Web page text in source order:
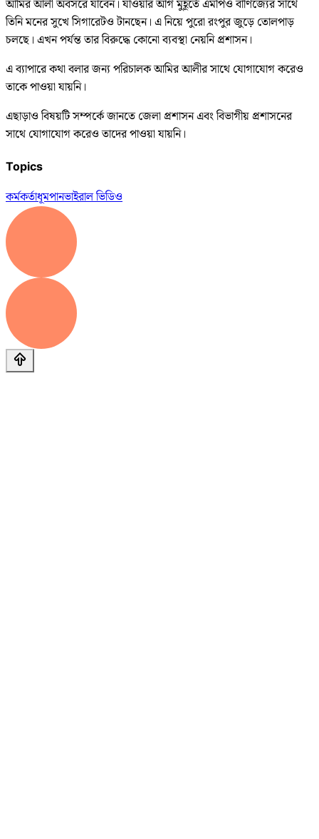
আমির আলী অবসরে যাবেন। যাওয়ার আগ মুহূর্তে এমপিও বাণিজ্যের সাথে
তিনি মনের সুখে সিগারেটও টানছেন। এ নিয়ে পুরো রংপুর জুড়ে তোলপাড়
চলছে। এখন পর্যন্ত তার বিরুদ্ধে কোনো ব্যবস্থা নেয়নি প্রশাসন।
এ ব্যাপারে কথা বলার জন্য পরিচালক আমির আলীর সাথে যোগাযোগ করেও
তাকে পাওয়া যায়নি।
এছাড়াও বিষয়টি সম্পর্কে জানতে জেলা প্রশাসন এবং বিভাগীয় প্রশাসনের
সাথে যোগাযোগ করেও তাদের পাওয়া যায়নি।
Topics
কর্মকর্তাধূমপানভাইরাল ভিডিও